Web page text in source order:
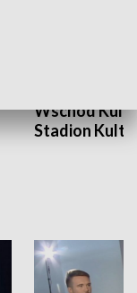
Wschód
Stadion